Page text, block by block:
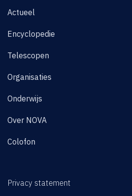
Actueel
Encyclopedie
Telescopen
Organisaties
Onderwijs
Over NOVA
Colofon
Privacy statement